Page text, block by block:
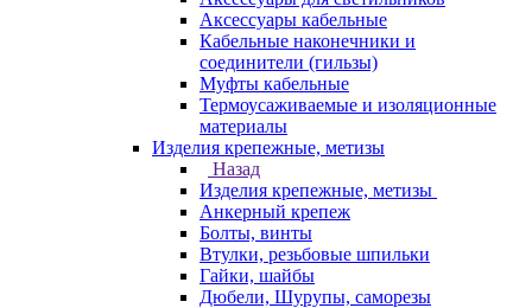
Аксессуары кабельные
Кабельные наконечники и
соединители (гильзы)
Муфты кабельные
Термоусаживаемые и изоляционные
материалы
Изделия крепежные, метизы
Назад
Изделия крепежные, метизы
Анкерный крепеж
Болты, винты
Втулки, резьбовые шпильки
Гайки, шайбы
Дюбели, Шурупы, саморезы